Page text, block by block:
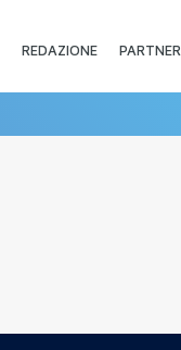
REDAZIONE PARTNER